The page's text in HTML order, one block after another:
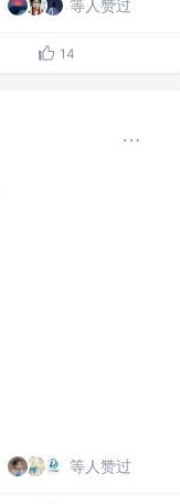
等人赞过
14
等人赞过